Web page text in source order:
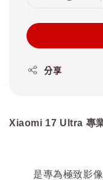
分享
Xiaomi 17 Ultra 專
是專為極致影